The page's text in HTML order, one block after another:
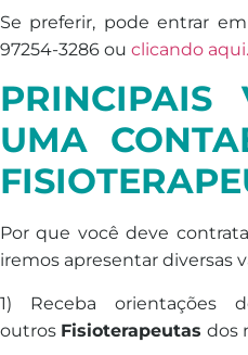
Se preferir, pode entrar
97254-3286 ou clicando aqui.
PRINCIPAIS
UMA
Por que você deve
iremos apresentar diversas
1) Receba
outros Fisioterapeutas dos